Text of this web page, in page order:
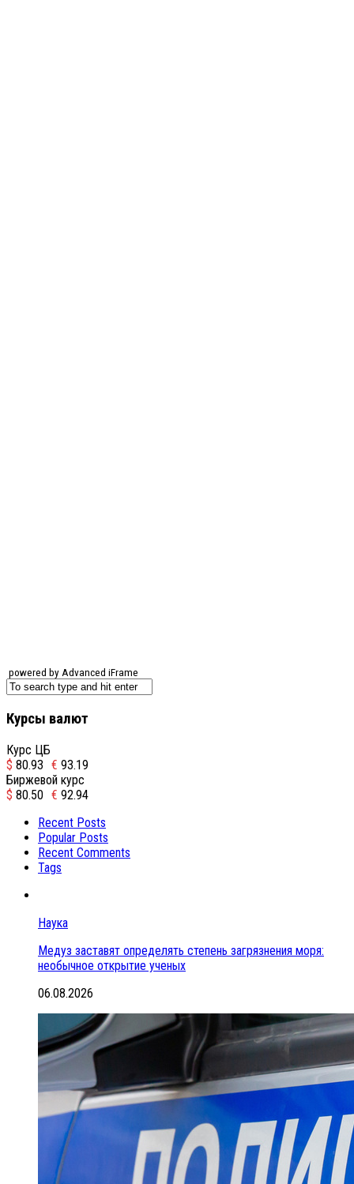
powered by Advanced iFrame
Курсы валют
Курс ЦБ
$ 80.93 € 93.19
Биржевой курс
$ 80.50 € 92.94
Recent Posts
Popular Posts
Recent Comments
Tags
Наука
Медуз заставят определять степень загрязнения моря:
необычное открытие ученых
06.08.2026